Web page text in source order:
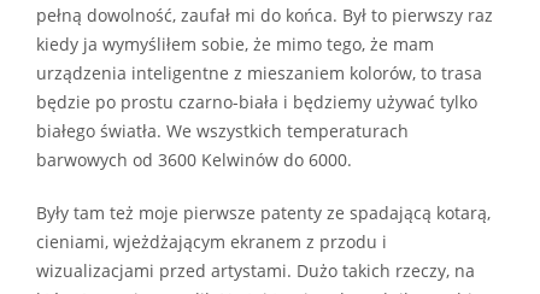
pełną dowolność, zaufał mi do końca. Był to pierwszy raz
kiedy ja wymyśliłem sobie, że mimo tego, że mam
urządzenia inteligentne z mieszaniem kolorów, to trasa
będzie po prostu czarno-biała i będziemy używać tylko
białego światła. We wszystkich temperaturach
barwowych od 3600 Kelwinów do 6000.
Były tam też moje pierwsze patenty ze spadającą kotarą,
cieniami, wjeżdżającym ekranem z przodu i
wizualizacjami przed artystami. Dużo takich rzeczy, na